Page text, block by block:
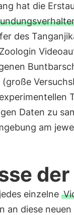
hat die
des
(große
Daten zu
am
einzelne
an diese